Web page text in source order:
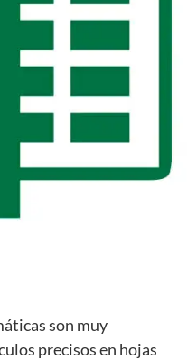
son muy
precisos en hojas